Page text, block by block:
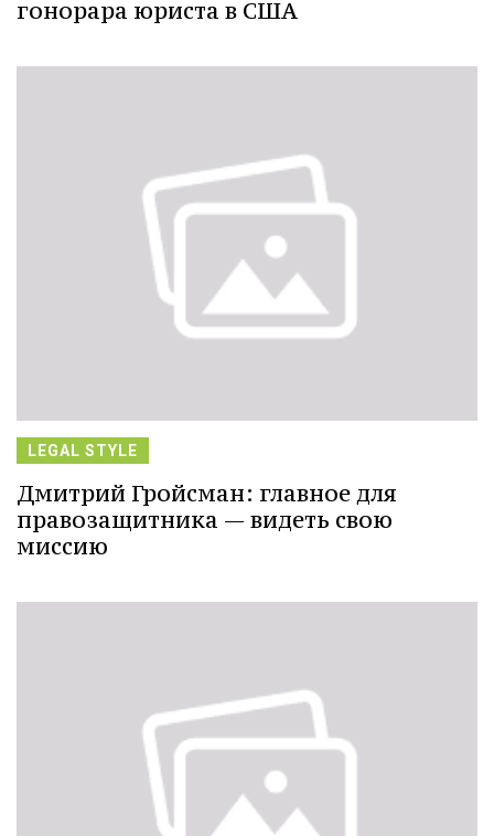
гонорара юриста в США
LEGAL STYLE
Дмитрий Гройсман: главное для
правозащитника — видеть свою
миссию